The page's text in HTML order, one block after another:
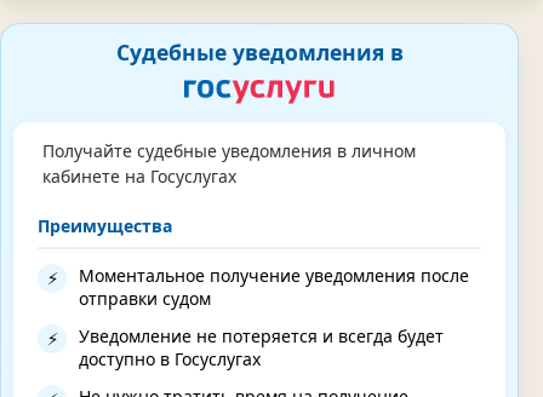
Судебные уведомления в
Получайте судебные уведомления в личном
кабинете на Госуслугах
Преимущества
⚡
Моментальное получение уведомления после
отправки судом
⚡
Уведомление не потеряется и всегда будет
доступно в Госуслугах